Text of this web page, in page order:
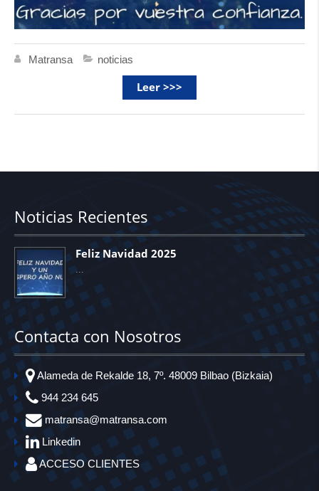
Matransa noticias
Leer >>>
Noticias Recientes
Feliz Navidad 2025
Contacta con Nosotros
Alameda de Rekalde 18, 7º. 48009 Bilbao (Bizkaia)
944 234 645
matransa@matransa.com
Linkedin
ACCESO CLIENTES